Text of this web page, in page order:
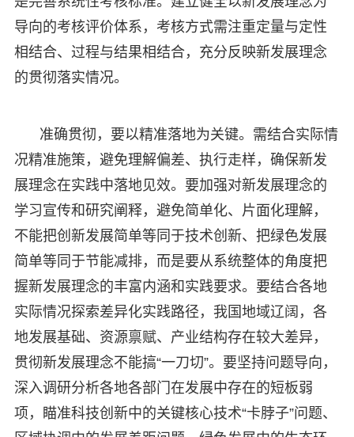
导向的考核评价体系，考核方式需注重定量与定性
相结合、过程与结果相结合，充分反映新发展理念
的贯彻落实情况。
准确贯彻，要以精准落地为关键。需结合实际情
况精准施策，避免理解偏差、执行走样，确保新发
展理念在实践中落地见效。要加强对新发展理念的
学习宣传和研究阐释，避免简单化、片面化理解，
不能把创新发展简单等同于技术创新、把绿色发展
简单等同于节能减排，而是要从系统整体的角度把
握新发展理念的丰富内涵和实践要求。要结合各地
实际情况探索差异化实践路径，我国地域辽阔，各
地发展基础、资源禀赋、产业结构存在较大差异，
贯彻新发展理念不能搞“一刀切”。要坚持问题导向，
深入调研分析各地各部门在发展中存在的短板弱
项，瞄准科技创新中的关键核心技术“卡脖子”问题、